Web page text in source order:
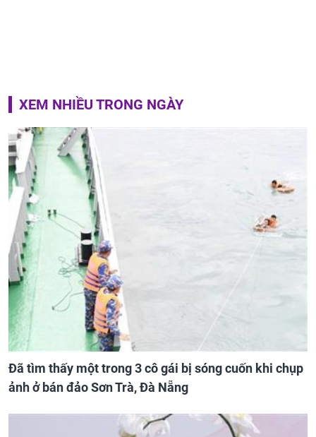
XEM NHIỀU TRONG NGÀY
Đã tìm thấy một trong 3 cô gái bị sóng cuốn khi chụp
ảnh ở bán đảo Sơn Trà, Đà Nẵng